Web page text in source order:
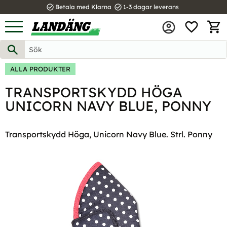
Meny
task_alt Betala med Klarna task_alt 1-3 dagar leverans
ALLA PRODUKTER
TRANSPORTSKYDD HÖGA
UNICORN NAVY BLUE, PONNY
Transportskydd Höga, Unicorn Navy Blue. Strl. Ponny